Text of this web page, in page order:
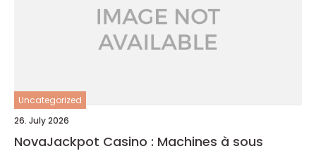
Uncategorized
26. July 2026
NovaJackpot Casino : Machines à sous